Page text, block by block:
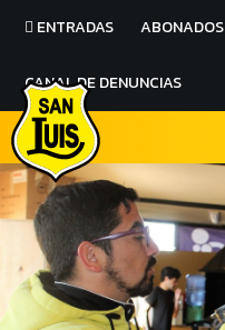
ENTRADAS ABONADOS
CANAL DE DENUNCIAS